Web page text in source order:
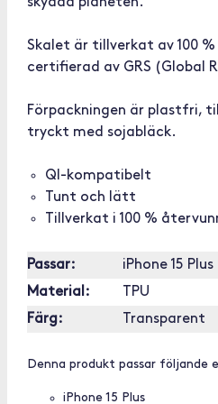
Skalet är tillverkat av 100 %
certifierad av GRS (Global
Förpackningen är plastfri,
tryckt med sojabläck.
QI-kompatibelt
Tunt och lätt
Tillverkat i 100 %
Passar:
iPhone 15 Plus
Material:
TPU
Färg:
Transparent
Denna produkt passar följande
iPhone 15 Plus